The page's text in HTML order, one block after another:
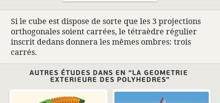
Si le cube est dispose de sorte que les 3 projec­tions
ortho­go­nales soient carrées, le tétraèdre régulier
inscrit dedans donnera les mêmes ombres: trois
carrés.
AUTRES ÉTUDES DANS EN “LA GEOMETRIE
EXTERIEURE DES POLYHEDRES”